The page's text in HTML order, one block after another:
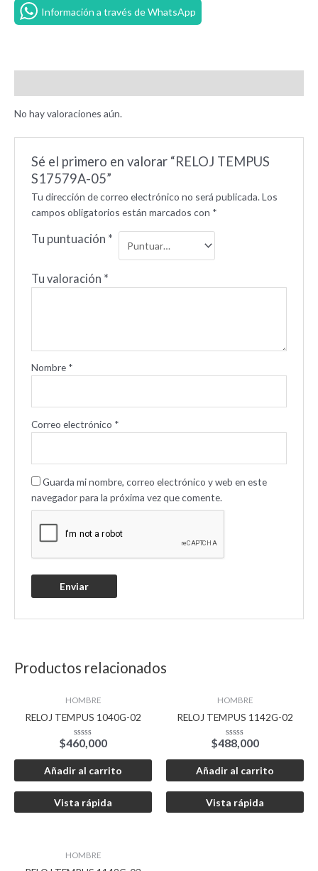
Información a través de WhatsApp
No hay valoraciones aún.
Sé el primero en valorar “RELOJ TEMPUS
S17579A-05”
Tu dirección de correo electrónico no será publicada. Los
campos obligatorios están marcados con *
Tu puntuación *
Tu valoración *
Nombre *
Correo electrónico *
Guarda mi nombre, correo electrónico y web en este
navegador para la próxima vez que comente.
Productos relacionados
HOMBRE
RELOJ TEMPUS 1040G-02
Valorado
0
de
5
$460,000
Añadir al carrito
Vista rápida
HOMBRE
RELOJ TEMPUS 1142G-02
Valorado
0
de
5
$488,000
Añadir al carrito
Vista rápida
HOMBRE